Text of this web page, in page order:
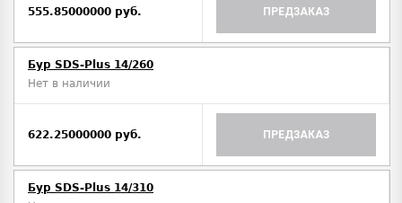
555.85000000 руб. ПРЕДЗАКАЗ
Бур SDS-Plus 14/260
Нет в наличии
622.25000000 руб. ПРЕДЗАКАЗ
Бур SDS-Plus 14/310